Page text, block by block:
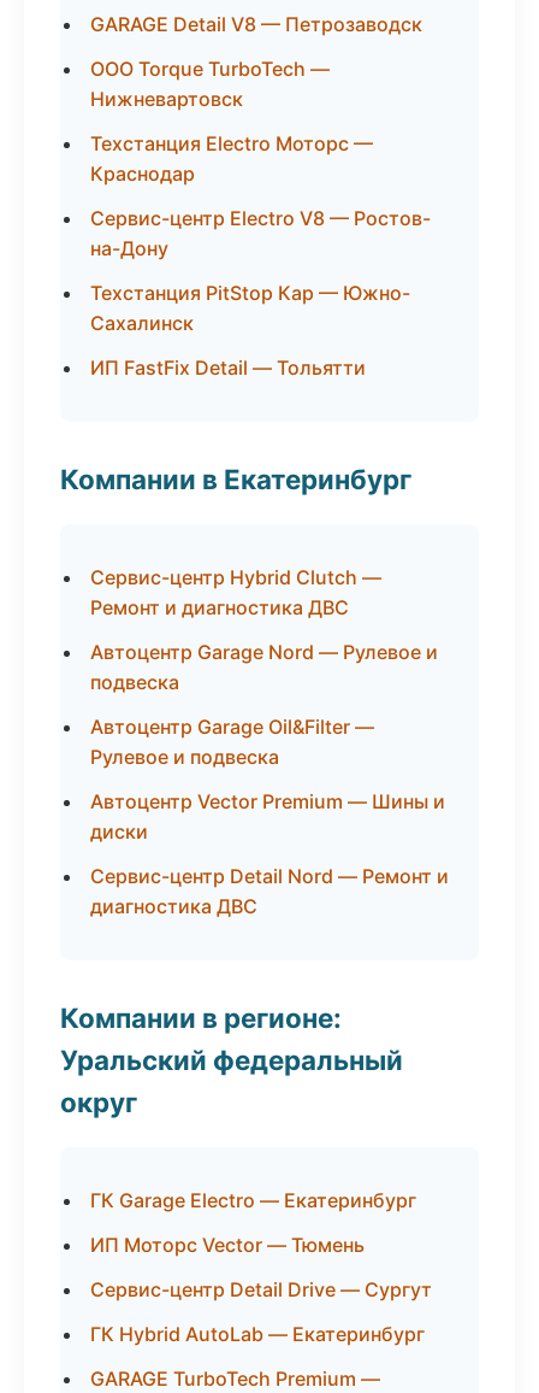
GARAGE Detail V8 — Петрозаводск
ООО Torque TurboTech —
Нижневартовск
Техстанция Electro Моторс —
Краснодар
Сервис-центр Electro V8 — Ростов-
на-Дону
Техстанция PitStop Кар — Южно-
Сахалинск
ИП FastFix Detail — Тольятти
Компании в Екатеринбург
Сервис-центр Hybrid Clutch —
Ремонт и диагностика ДВС
Автоцентр Garage Nord — Рулевое и
подвеска
Автоцентр Garage Oil&Filter —
Рулевое и подвеска
Автоцентр Vector Premium — Шины и
диски
Сервис-центр Detail Nord — Ремонт и
диагностика ДВС
Компании в регионе:
Уральский федеральный
округ
ГК Garage Electro — Екатеринбург
ИП Моторс Vector — Тюмень
Сервис-центр Detail Drive — Сургут
ГК Hybrid AutoLab — Екатеринбург
GARAGE TurboTech Premium —